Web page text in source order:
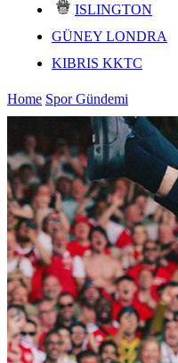
ISLINGTON
GÜNEY LONDRA
KIBRIS KKTC
Home Spor Gündemi